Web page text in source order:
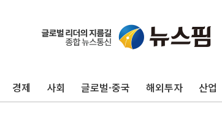
경제 사회 글로벌·중국 해외투자 산업
'변기
워트,
NH
아바